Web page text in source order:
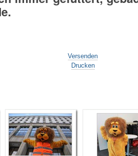
Versenden
Drucken